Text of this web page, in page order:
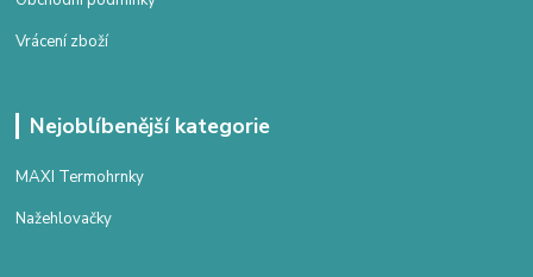
Vrácení zboží
Nejoblíbenější kategorie
MAXI Termohrnky
Nažehlovačky